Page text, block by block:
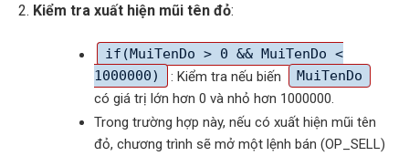
Kiểm tra xuất hiện mũi tên đỏ:
if(MuiTenDo > 0 && MuiTenDo <
1000000)
: Kiểm tra nếu biến MuiTenDo
có giá trị lớn hơn 0 và nhỏ hơn 1000000.
Trong trường hợp này, nếu có xuất hiện mũi tên
đỏ, chương trình sẽ mở một lệnh bán (OP_SELL)